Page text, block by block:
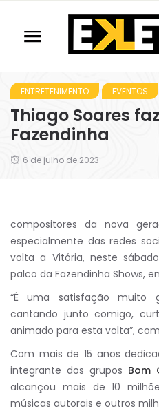
ENTRETENIMENTO EVENTOS
Thiago Soares
Fazendinha
6 de julho de 2023
compositores da nova
especialmente das redes
volta a Vitória, neste
palco da Fazendinha Shows,
“É uma satisfação muito
cantando junto comigo,
animado para esta volta”,
Com mais de 15 anos
integrante dos grupos Bom
alcançou mais de 10
músicas autorais e outros